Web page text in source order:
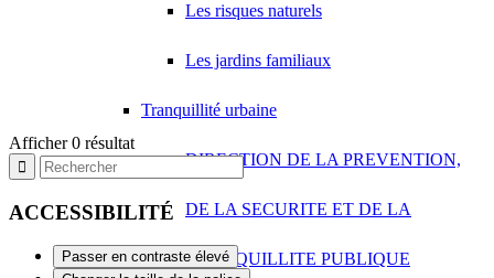
Les risques naturels
Les jardins familiaux
Tranquillité urbaine
DIRECTION DE LA PREVENTION,
DE LA SECURITE ET DE LA
TRANQUILLITE PUBLIQUE
Afficher 0 résultat
ACCESSIBILITÉ
Passer en contraste élevé